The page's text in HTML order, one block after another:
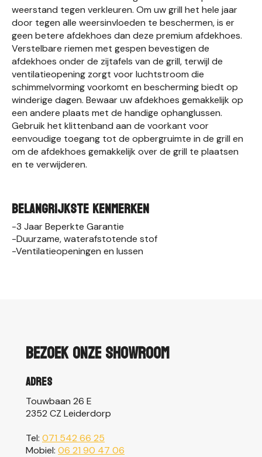
weerstand tegen verkleuren. Om uw grill het hele jaar
door tegen alle weersinvloeden te beschermen, is er
geen betere afdekhoes dan deze premium afdekhoes.
Verstelbare riemen met gespen bevestigen de
afdekhoes onder de zijtafels van de grill, terwijl de
ventilatieopening zorgt voor luchtstroom die
schimmelvorming voorkomt en bescherming biedt op
winderige dagen. Bewaar uw afdekhoes gemakkelijk op
een andere plaats met de handige ophanglussen.
Gebruik het klittenband aan de voorkant voor
eenvoudige toegang tot de opbergruimte in de grill en
om de afdekhoes gemakkelijk over de grill te plaatsen
en te verwijderen.
Belangrijkste Kenmerken
-3 Jaar Beperkte Garantie
-Duurzame, waterafstotende stof
-Ventilatieopeningen en lussen
Bezoek onze showroom
Adres
Touwbaan 26 E
2352 CZ Leiderdorp
Tel: 071 542 66 25
Mobiel: 06 21 90 47 06